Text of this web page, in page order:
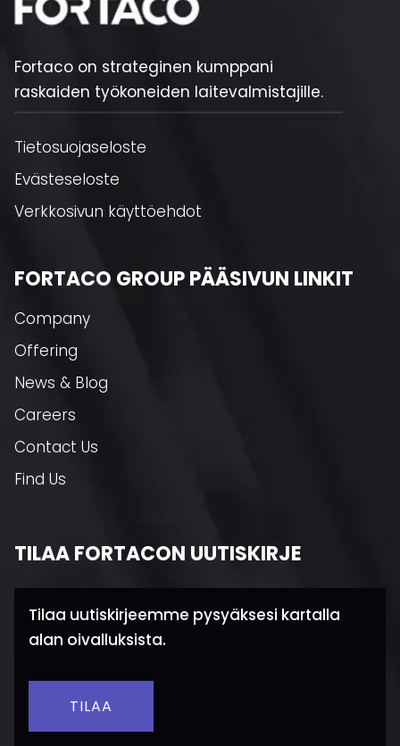
Fortaco on strateginen kumppani
raskaiden työkoneiden laitevalmistajille.
Tietosuojaseloste
Evästeseloste
Verkkosivun käyttöehdot
FORTACO GROUP PÄÄSIVUN LINKIT
Company
Offering
News & Blog
Careers
Contact Us
Find Us
TILAA FORTACON UUTISKIRJE
Tilaa uutiskirjeemme pysyäksesi kartalla
alan oivalluksista.
TILAA